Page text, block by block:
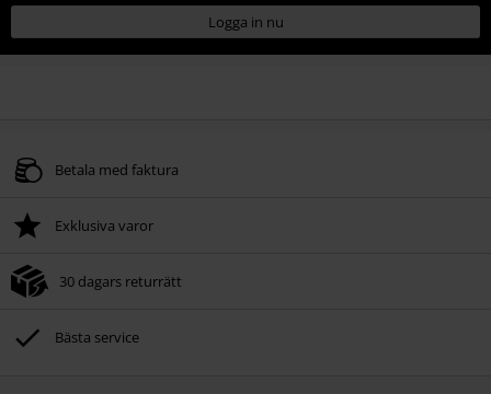
Logga in nu
Betala med faktura
Exklusiva varor
30 dagars returrätt
Bästa service